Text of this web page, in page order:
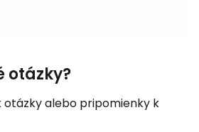
otázky?
alebo pripomienky k